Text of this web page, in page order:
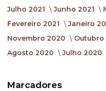
Julho 2021
Junho 2021
Fevereiro 2021
Janeiro
Novembro 2020
Outubro
Agosto 2020
Julho 2020
Marcadores